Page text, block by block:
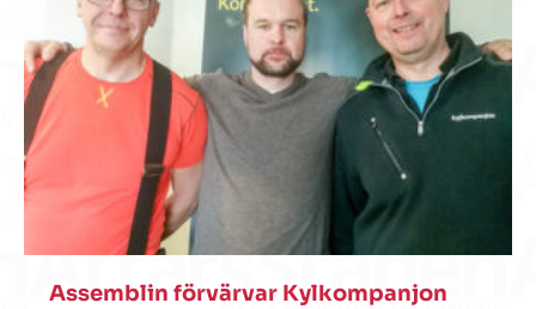
Assemblin förvärvar Kylkompanjon